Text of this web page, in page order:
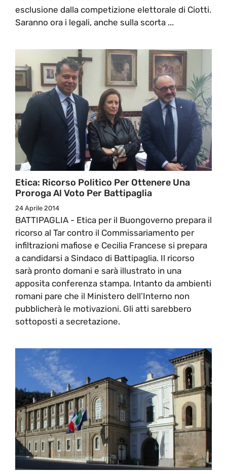
esclusione dalla competizione elettorale di Ciotti.
Saranno ora i legali, anche sulla scorta ...
Etica: Ricorso Politico Per Ottenere Una
Proroga Al Voto Per Battipaglia
24 Aprile 2014
BATTIPAGLIA - Etica per il Buongoverno prepara il
ricorso al Tar contro il Commissariamento per
infiltrazioni mafiose e Cecilia Francese si prepara
a candidarsi a Sindaco di Battipaglia. Il ricorso
sarà pronto domani e sarà illustrato in una
apposita conferenza stampa. Intanto da ambienti
romani pare che il Ministero dell’Interno non
pubblicherà le motivazioni. Gli atti sarebbero
sottoposti a secretazione.